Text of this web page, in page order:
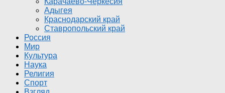
Адыгея
Краснодарский край
Ставропольский край
Россия
Мир
Культура
Наука
Религия
Спорт